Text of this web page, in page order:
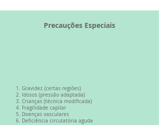
Precauções Especiais
Gravidez (certas regiões)
Idosos (pressão adaptada)
Crianças (técnica modificada)
Fragilidade capilar
Doenças vasculares
Deficiência circulatória aguda